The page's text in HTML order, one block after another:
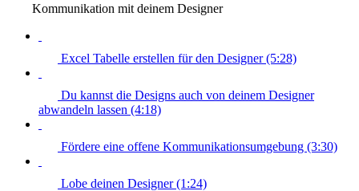
Kommunikation mit deinem Designer
Excel Tabelle erstellen für den Designer (5:28)
Du kannst die Designs auch von deinem Designer
abwandeln lassen (4:18)
Fördere eine offene Kommunikationsumgebung (3:30)
Lobe deinen Designer (1:24)